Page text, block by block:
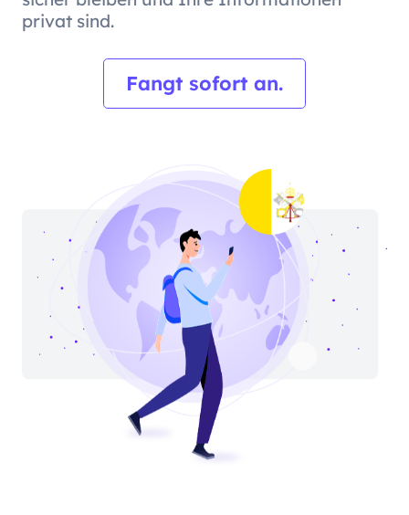
privat sind.
Fangt sofort an.